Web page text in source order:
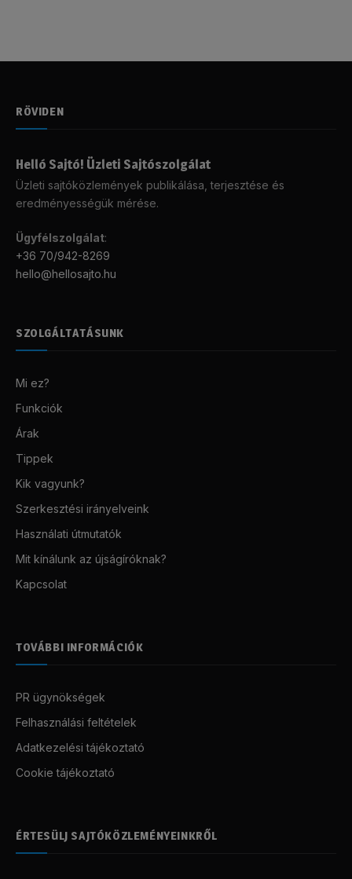
RÖVIDEN
Helló Sajtó! Üzleti Sajtószolgálat
Üzleti sajtóközlemények publikálása, terjesztése és
eredményességük mérése.
Ügyfélszolgálat:
+36 70/942-8269
hello@hellosajto.hu
SZOLGÁLTATÁSUNK
Mi ez?
Funkciók
Árak
Tippek
Kik vagyunk?
Szerkesztési irányelveink
Használati útmutatók
Mit kínálunk az újságíróknak?
Kapcsolat
TOVÁBBI INFORMÁCIÓK
PR ügynökségek
Felhasználási feltételek
Adatkezelési tájékoztató
Cookie tájékoztató
ÉRTESÜLJ SAJTÓKÖZLEMÉNYEINKRŐL